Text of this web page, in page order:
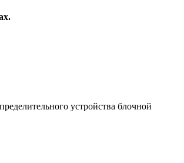
устройства блочной